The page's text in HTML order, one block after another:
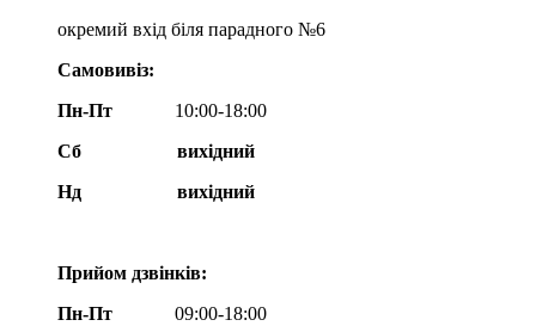
окремий вхід біля парадного №6
Самовивіз:
Пн-Пт
10:00-18:00
Сб
вихідний
Нд
вихідний
Прийом дзвінків:
Пн-Пт
09:00-18:00